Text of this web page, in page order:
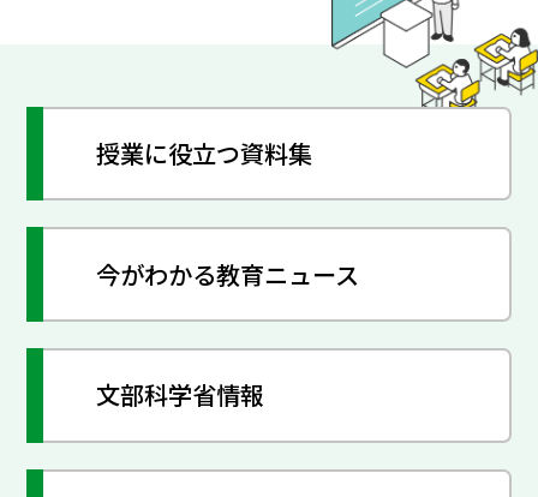
授業に役立つ資料集
今がわかる教育ニュース
文部科学省情報